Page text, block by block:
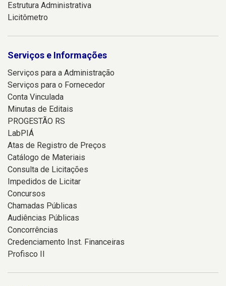
Estrutura Administrativa
Licitômetro
Serviços e Informações
Serviços para a Administração
Serviços para o Fornecedor
Conta Vinculada
Minutas de Editais
PROGESTÃO RS
LabPIÁ
Atas de Registro de Preços
Catálogo de Materiais
Consulta de Licitações
Impedidos de Licitar
Concursos
Chamadas Públicas
Audiências Públicas
Concorrências
Credenciamento Inst. Financeiras
Profisco II